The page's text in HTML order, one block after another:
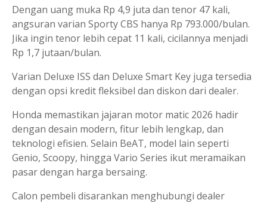
Dengan uang muka Rp 4,9 juta dan tenor 47 kali,
angsuran varian Sporty CBS hanya Rp 793.000/bulan.
Jika ingin tenor lebih cepat 11 kali, cicilannya menjadi
Rp 1,7 jutaan/bulan.
Varian Deluxe ISS dan Deluxe Smart Key juga tersedia
dengan opsi kredit fleksibel dan diskon dari dealer.
Honda memastikan jajaran motor matic 2026 hadir
dengan desain modern, fitur lebih lengkap, dan
teknologi efisien. Selain BeAT, model lain seperti
Genio, Scoopy, hingga Vario Series ikut meramaikan
pasar dengan harga bersaing.
Calon pembeli disarankan menghubungi dealer